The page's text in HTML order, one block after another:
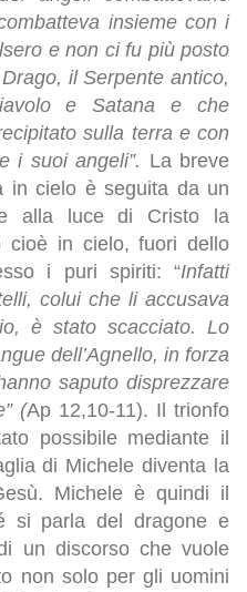
insieme con i
e non ci fu più posto
il Serpente antico,
e Satana e che
sulla terra e con
i suoi angeli”. La breve
in cielo è seguita da un
alla luce di Cristo la
cioè in cielo, fuori dello
i puri spiriti: “Infatti
colui che li accusava
è stato scacciato. Lo
dell’Agnello, in forza
saputo disprezzare
(Ap 12,10-11). Il trionfo
possibile mediante il
di Michele diventa la
Michele è quindi il
si parla del dragone e
un discorso che vuole
non solo per gli uomini